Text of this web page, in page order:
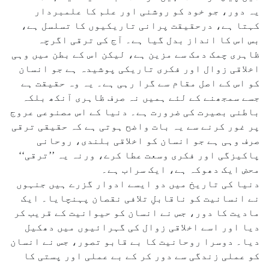
یہ دور، جو خود کو روشنی اور علم کا علمبردار
کہتا ہے، درحقیقت پرانی تاریکیوں کا تسلسل ہے،
بس اس کا انداز بدل گیا ہے۔ آج کی ترقی اگرچہ
ظاہری چمک دمک سے مزین ہے، لیکن اس کے بطن میں وہی
اخلاقی زوال اور فکری تاریکی پوشیدہ ہے جو انسان
کو اس کے اصل مقام سے گرا رہی ہے۔ یہ وہ حقیقت ہے
جسے سمجھنے کے لئے ہمیں نہ صرف ظاہری آنکھ بلکہ
باطنی بصیرت کی ضرورت ہے۔ دنیا کے اس مصنوعی عروج
پر غور کرنے سے یہ بات واضح ہوتی ہے کہ حقیقی ترقی
صرف وہی ہے جو انسان کو اخلاقی بلندی، روحانی
پاکیزگی اور فکری وسعت عطا کرے، ورنہ یہ ’’ترقی‘‘
محض ایک دھوکہ ہے، ایک سراب ہے۔
دنیا کی تاریخ میں دو ایسے ادوار گزرے ہیں جنہوں
نے انسانیت کو ناقابلِ تلافی نقصان پہنچایا۔ ایک
مادیت کا دور، جس نے انسان کو حیوانیت کے قریب کر
دیا اور اسے اخلاقی زوال کی گہرائیوں میں دھکیل
دیا۔ دوسرا روحانیت کا بے قابو تصور، جس نے انسان
کو عملی زندگی سے دور کر کے بے عملی اور پستی کا